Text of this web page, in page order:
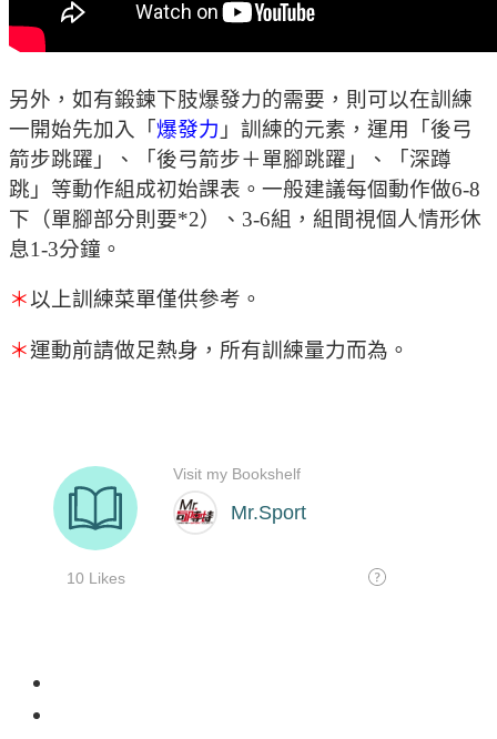
另外，如有鍛鍊下肢爆發力的需要，則可以在訓練
一開始先加入「爆發力 」訓練的元素，運用「後弓
箭步跳躍」、「後弓箭步＋單腳跳躍」、「深蹲
跳」等動作組成初始課表。一般建議每個動作做6-8
下（單腳部分則要*2）、3-6組，組間視個人情形休
息1-3分鐘。
＊以上訓練菜單僅供參考。
＊運動前請做足熱身，所有訓練量力而為。